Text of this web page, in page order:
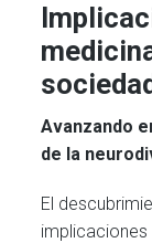
Avanzando
de la
El
implicaciones